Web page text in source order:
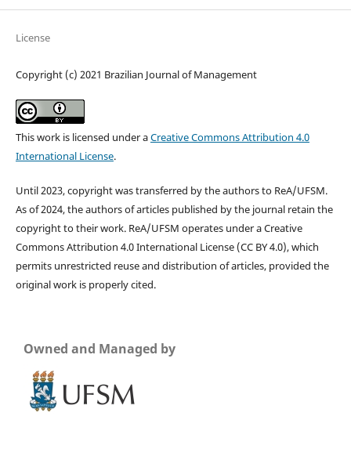
License
Copyright (c) 2021 Brazilian Journal of Management
This work is licensed under aCreative Commons Attribution 4.0
International License.
Until 2023, copyright was transferred by the authors to ReA/UFSM.
As of 2024, the authors of articles published by the journal retain the
copyright to their work. ReA/UFSM operates under a Creative
Commons Attribution 4.0 International License (CC BY 4.0), which
permits unrestricted reuse and distribution of articles, provided the
original work is properly cited.
Owned and Managed by